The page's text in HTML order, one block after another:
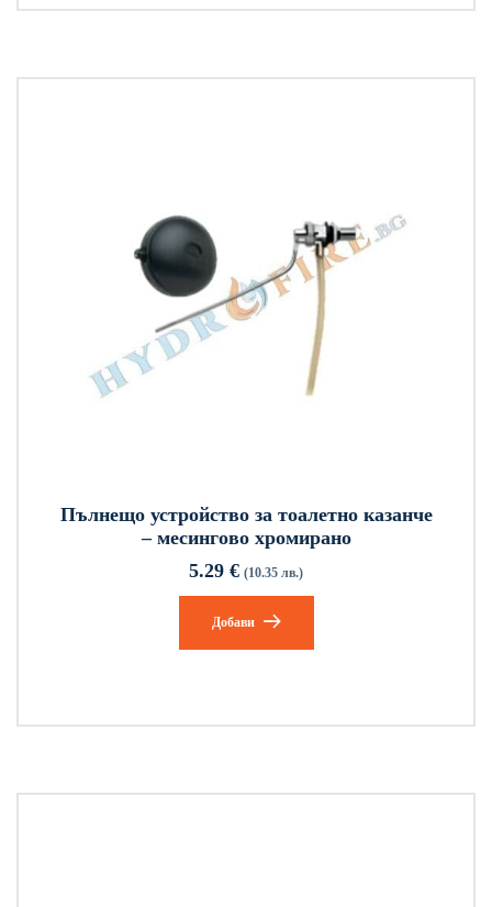
Пълнещо устройство за тоалетно казанче
– месингово хромирано
5.29 € (10.35 лв.)
Добави